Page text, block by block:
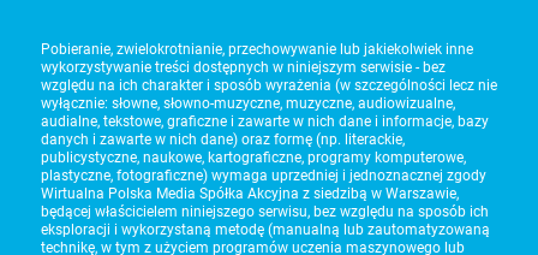
Pobieranie, zwielokrotnianie, przechowywanie lub jakiekolwiek inne
wykorzystywanie treści dostępnych w niniejszym serwisie - bez
względu na ich charakter i sposób wyrażenia (w szczególności lecz nie
wyłącznie: słowne, słowno-muzyczne, muzyczne, audiowizualne,
audialne, tekstowe, graficzne i zawarte w nich dane i informacje, bazy
danych i zawarte w nich dane) oraz formę (np. literackie,
publicystyczne, naukowe, kartograficzne, programy komputerowe,
plastyczne, fotograficzne) wymaga uprzedniej i jednoznacznej zgody
Wirtualna Polska Media Spółka Akcyjna z siedzibą w Warszawie,
będącej właścicielem niniejszego serwisu, bez względu na sposób ich
eksploracji i wykorzystaną metodę (manualną lub zautomatyzowaną
technikę, w tym z użyciem programów uczenia maszynowego lub